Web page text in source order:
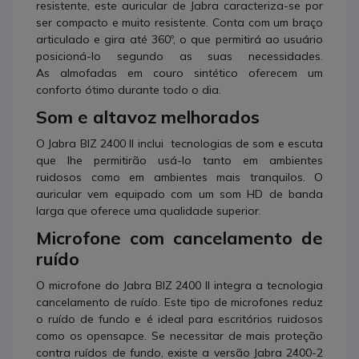
resistente, este auricular de Jabra caracteriza-se por
ser compacto e muito resistente. Conta com um braço
articulado e gira até 360º, o que permitirá ao usuário
posicioná-lo segundo as suas necessidades.
As almofadas em couro sintético oferecem um
conforto ótimo durante todo o dia.
Som e altavoz melhorados
O Jabra BIZ 2400 II inclui tecnologias de som e escuta
que lhe permitirão usá-lo tanto em ambientes
ruidosos como em ambientes mais tranquilos. O
auricular vem equipado com um som HD de banda
larga que oferece uma qualidade superior.
Microfone com cancelamento de
ruído
O microfone do Jabra BIZ 2400 II integra a tecnologia
cancelamento de ruído. Este tipo de microfones reduz
o ruído de fundo e é ideal para escritórios ruidosos
como os opensapce. Se necessitar de mais proteção
contra ruídos de fundo, existe a versão Jabra 2400-2